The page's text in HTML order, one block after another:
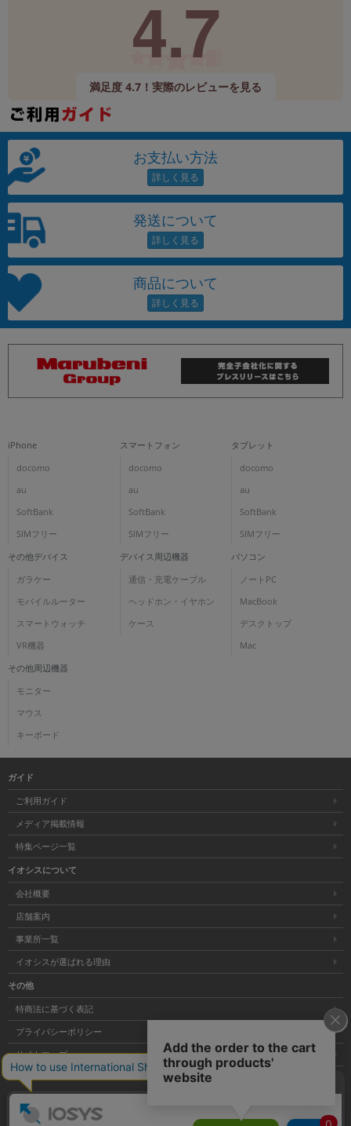
4.7
満足度 4.7！実際のレビューを見る
お支払い方法
発送について
商品について
iPhone
docomo
au
SoftBank
SIMフリー
スマートフォン
docomo
au
SoftBank
SIMフリー
タブレット
docomo
au
SoftBank
SIMフリー
その他デバイス
ガラケー
モバイルルーター
スマートウォッチ
VR機器
デバイス周辺機器
通信・充電ケーブル
ヘッドホン・イヤホン
ケース
パソコン
ノートPC
MacBook
デスクトップ
Mac
その他周辺機器
モニター
マウス
キーボード
ガイド
ご利用ガイド
メディア掲載情報
特集ページ一覧
イオシスについて
会社概要
店舗案内
事業所一覧
イオシスが選ばれる理由
その他
特商法に基づく表記
プライバシーポリシー
サイトマップ